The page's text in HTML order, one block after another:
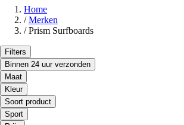
Home
/ Merken
/ Prism Surfboards
Filters
Binnen 24 uur verzonden
Maat
Kleur
Soort product
Sport